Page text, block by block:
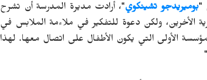
"بوميريدجو تشينكوي"، أرادت مديرة المدرسة أن تشرح
الأخرين، ولكن دعوة للتفكير في ملاءمة الملابس في
الأولى التي يكون الأطفال على اتصال معها. لهذا
"